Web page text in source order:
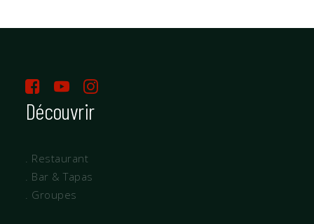
Découvrir
. Restaurant
. Bar & Tapas
. Groupes